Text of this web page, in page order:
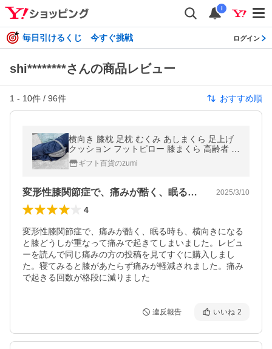
i
毎日引けるくじ 今すぐ挑戦 ログイン
shi********さんの商品レビュー
1 - 10件 / 96件 おすすめ順
横向き 膝枕 足枕 むくみ あしまくら 足上げ
クッション フットピロー 膝まくら 高齢者 低
反発 足上げ枕 母の日 父の日 ギフト
ギフト百貨のzumi
変形性膝関節症で、痛みが酷く、眠る時も… 2025/3/10
4
変形性膝関節症で、痛みが酷く、眠る時も、横向きになる
と膝どうしが重なって痛みで起きてしまいました。レビュ
ーを読んで同じ痛みの方の投稿を見てすぐに購入しまし
た。寝てみると膝があたらず痛みが軽減されました。痛み
で起きる回数が格段に減りました
違反報告 いいね 2